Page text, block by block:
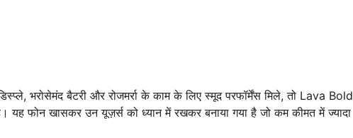
भरोसेमंद बैटरी और रोजमर्रा के काम के लिए स्मूद परफॉर्मेंस मिले, तो Lava Bold
फोन खासकर उन यूज़र्स को ध्यान में रखकर बनाया गया है जो कम कीमत में ज्यादा